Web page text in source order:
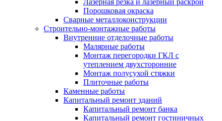
Лазерная резка и лазерный раскрой
Порошковая окраска
Сварные металлоконструкции
Строительно-монтажные работы
Внутренние отделочные работы
Малярные работы
Монтаж перегородки ГКЛ с
утеплением двухсторонние
Монтаж полусухой стяжки
Плиточные работы
Каменные работы
Капитальный ремонт зданий
Капитальный ремонт банка
Капитальный ремонт гостиничных